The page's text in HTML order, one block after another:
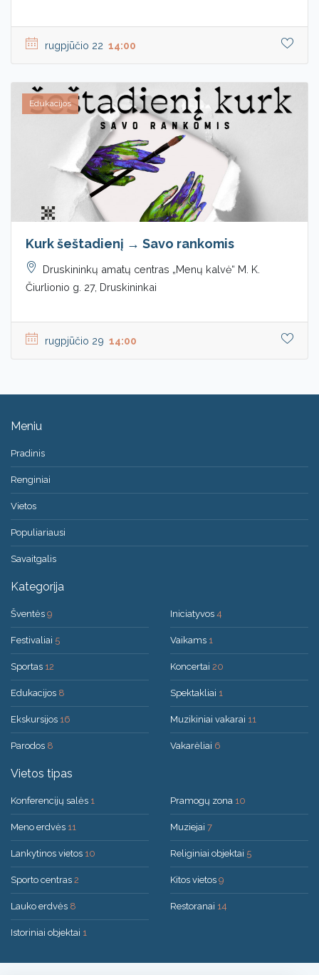
rugpjūčio 22 14:00
Edukacijos
Kurk šeštadienį → Savo rankomis
Druskininkų amatų centras „Menų kalvė“ M. K.
Čiurlionio g. 27, Druskininkai
rugpjūčio 29 14:00
Meniu
Pradinis
Renginiai
Vietos
Populiariausi
Savaitgalis
Kategorija
Šventės 9
Festivaliai 5
Sportas 12
Edukacijos 8
Ekskursijos 16
Parodos 8
Iniciatyvos 4
Vaikams 1
Koncertai 20
Spektakliai 1
Muzikiniai vakarai 11
Vakarėliai 6
Vietos tipas
Konferencijų salės 1
Meno erdvės 11
Lankytinos vietos 10
Sporto centras 2
Lauko erdvės 8
Istoriniai objektai 1
Pramogų zona 10
Muziejai 7
Religiniai objektai 5
Kitos vietos 9
Restoranai 14